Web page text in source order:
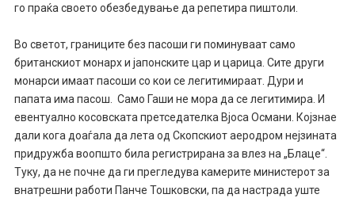
го праќа своето обезбедување да репетира пиштоли.
Во светот, границите без пасоши ги поминуваат само
британскиот монарх и јапонските цар и царица. Сите други
монарси имаат пасоши со кои се легитимираат. Дури и
папата има пасош. Само Гаши не мора да се легитимира. И
евентуално косовската претседателка Вјоса Османи. Којзнае
дали кога доаѓала да лета од Скопскиот аеродром нејзината
придружба воопшто била регистрирана за влез на „Блаце“.
Туку, да не почне да ги прегледува камерите министерот за
внатрешни работи Панче Тошковски, па да настрада уште